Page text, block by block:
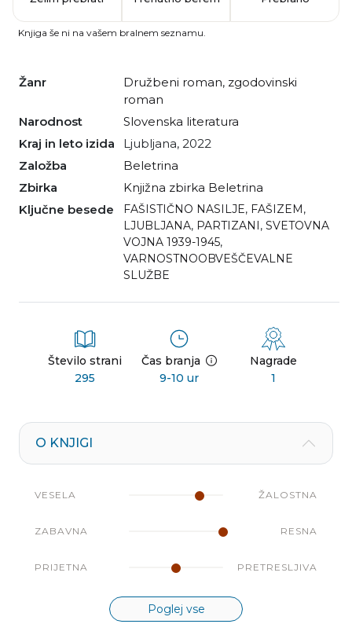
Žanr družbeni roman, zgodovinski
roman
Narodnost
slovenska literatura
Kraj in leto izida
Ljubljana, 2022
Založba
Beletrina
Zbirka
Knjižna zbirka Beletrina
Ključne besede
FAŠISTIČNO NASILJE, FAŠIZEM,
LJUBLJANA, PARTIZANI, SVETOVNA
VOJNA 1939-1945,
VARNOSTNOOBVEŠČEVALNE
SLUŽBE
Število strani
295
Čas branja
9-10 ur
Nagrade
1
Knjiga še ni na vašem bralnem seznamu.
O KNJIGI
VESELA ŽALOSTNA
ZABAVNA RESNA
PRIJETNA PRETRESLJIVA
Poglej vse